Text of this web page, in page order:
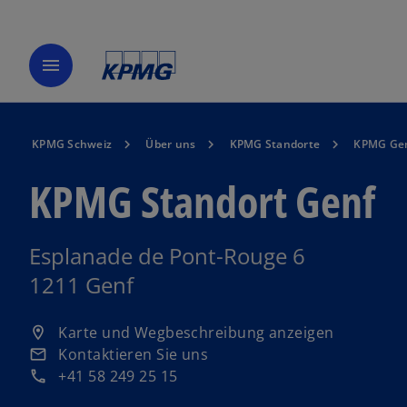
menu
KPMG Schweiz Über uns KPMG Standorte KPMG
KPMG Standort Genf
Esplanade de Pont-Rouge 6
1211 Genf
location_on Karte und Wegbeschreibung anzeigen
w
i
r
email Kontaktieren Sie uns
phone +41 58 249 25 15